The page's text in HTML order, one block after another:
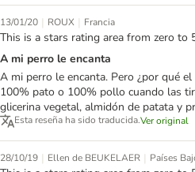
13/01/20 | ROUX | Francia
This is a stars rating area from zero to
A mi perro le encanta
A mi perro le encanta. Pero ¿por qué
100% pato o 100% pollo cuando las
glicerina vegetal, almidón de patata y
Esta reseña ha sido traducida.Ver original
28/10/19 | Ellen de BEUKELAER | Países